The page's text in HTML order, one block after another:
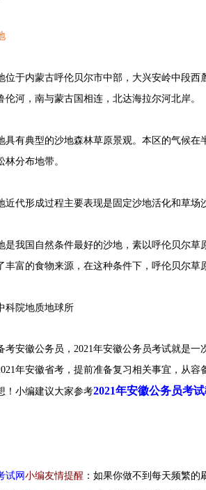
内蒙古呼伦贝尔市中部，大兴安岭中段西
伦河，南与蒙古国相连，北达海拉尔河北岸。
典型的沙地森林草原景观。本区的气候在
分布地带。
形成过程主要表现是固定沙地活化和草场
国自然条件最好的沙地，素以呼伦贝尔草
丰富的食物来源，在这种条件下，呼伦贝尔草
院地质地球所
徽公务员，2021年安徽公务员考试就是一
年安徽省考，提前准备复习相关事宜，从
！小编建议大家参考2021年安徽公务员考
试网小编友情提醒 ：如果你做不到每天频繁